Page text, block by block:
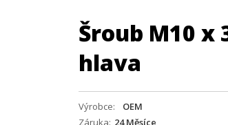
Šroub M10 x
hlava
Výrobce OEM
Záruka 24 Měsíce